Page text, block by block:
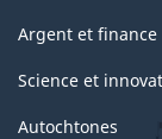
Argent et finance
Science et
Autochtones